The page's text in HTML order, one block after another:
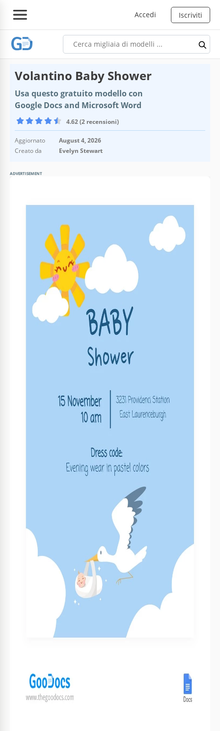
Accedi Iscriviti
Volantino Baby Shower
Usa questo gratuito modello con
Google Docs and Microsoft Word
4.62 (2 recensioni)
Aggiornato
August 4, 2026
Creato da
Evelyn Stewart
ADVERTISEMENT